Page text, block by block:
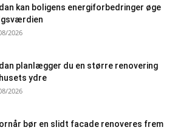
kan boligens energiforbedringer øge
2026
planlægger du en større renovering
ydre
2026
bør en slidt facade renoveres frem